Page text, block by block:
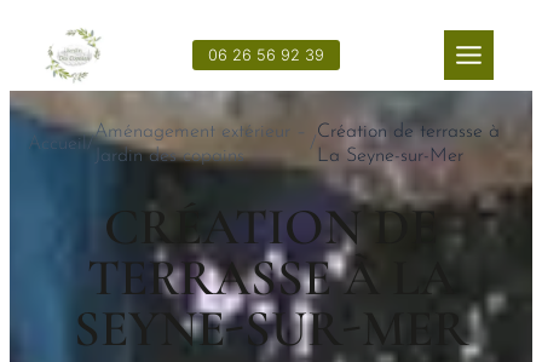
contenu
06 26 56 92 39
Accueil /
Aménagement extérieur –
Jardin des copains
/
Création de terrasse à
La Seyne-sur-Mer
CRÉATION DE
TERRASSE À LA
SEYNE-SUR-MER